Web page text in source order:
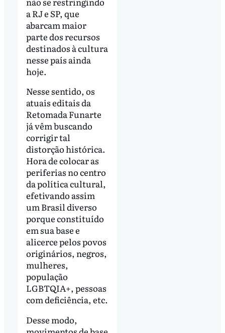
a RJ e SP, que
abarcam maior
parte dos recursos
destinados à cultura
nesse país ainda
hoje.
Nesse sentido, os
atuais editais da
Retomada Funarte
já vêm buscando
corrigir tal
distorção histórica.
Hora de colocar as
periferias no centro
da política cultural,
efetivando assim
um Brasil diverso
porque constituído
em sua base e
alicerce pelos povos
originários, negros,
mulheres,
população
LGBTQIA+, pessoas
com deficiência, etc.
Desse modo,